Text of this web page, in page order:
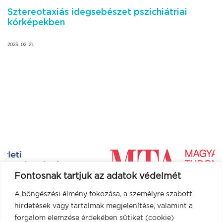
Fontosnak tartjuk az adatok védelmét
A böngészési élmény fokozása, a személyre szabott
hirdetések vagy tartalmak megjelenítése, valamint a
forgalom elemzése érdekében sütiket (cookie)
Sztereotaxiás idegsebészet pszichiátriai
kórképekben
2023. 02. 21.